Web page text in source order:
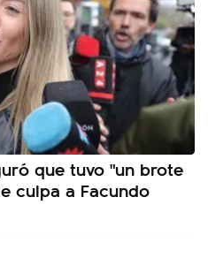
que tuvo "un brote
culpa a Facundo